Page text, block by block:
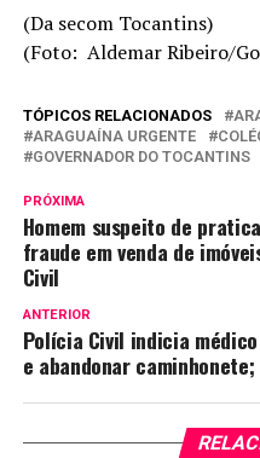
(Da secom Tocantins)
(Foto: Aldemar Ribeiro/
TÓPICOS RELACIONADOS
ARAGUAÍNA URGENTE
GOVERNADOR DO TOCANTINS
PRÓXIMA
Homem suspeito de
fraude em venda de
Civil
ANTERIOR
Polícia Civil indicia
e abandonar